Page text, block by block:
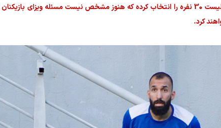
خود داشته باشد. خصوصا اینکه حالا قلعه‌نویی در شرایطی لیست 30 نفره را انتخاب کرده که هنوز مشخص نیست مسئله
کرد.